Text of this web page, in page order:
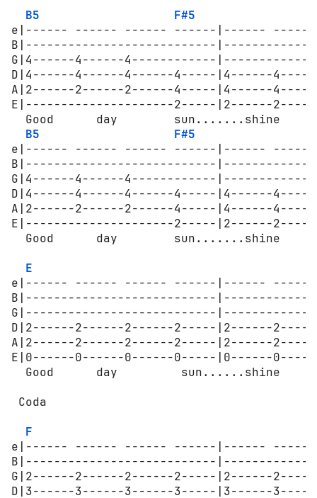
B5
F#5
e|------ ------ ------ ------|------
B|---------------------------
G|4------4------4------------
D|4------4------4------4-----|4------
A|2------2------2------4-----|4------
E|---------------------2-----|2------
Good      day
B5
F#5
e|------ ------ ------ ------|------
B|---------------------------
G|4------4------4------------
D|4------4------4------4-----|4------
A|2------2------2------4-----|4------
E|---------------------2-----|2------
Good      day
E
e|------ ------ ------ ------|------
B|---------------------------
G|---------------------------
D|2------2------2------2-----|2------
A|2------2------2------2-----|2------
E|0------0------0------0-----|0------
  Good      day         sun......shine
Coda
F
e|------ ------ ------ ------|------
B|---------------------------
G|2------2------2------2-----|2------
D|3------3------3------3-----|3------